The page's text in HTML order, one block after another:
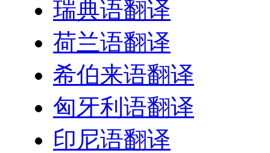
瑞典语翻译
荷兰语翻译
希伯来语翻译
匈牙利语翻译
印尼语翻译